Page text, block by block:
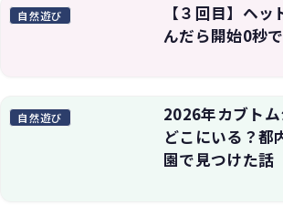
自然遊び
【３回目】ヘ
んだら開始0秒
自然遊び
2026年カブト
どこにいる？都
園で見つけた話